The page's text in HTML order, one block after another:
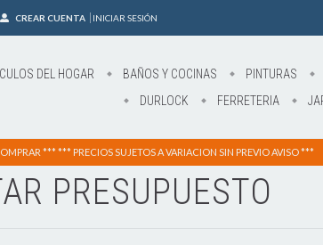
CREAR CUENTA INICIAR SESIÓN
DEL HOGAR BAÑOS Y COCINAS PINTURAS
DURLOCK
FERRETERIA
*** *** PRECIOS SUJETOS A VARIACION SIN PREVIO AVISO ***
PRESUPUESTO